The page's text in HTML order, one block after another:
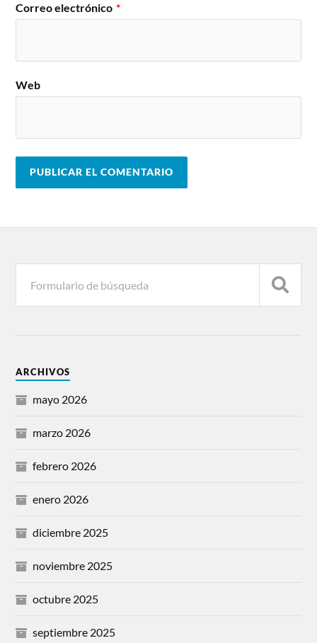
Correo electrónico *
Web
ARCHIVOS
mayo 2026
marzo 2026
febrero 2026
enero 2026
diciembre 2025
noviembre 2025
octubre 2025
septiembre 2025